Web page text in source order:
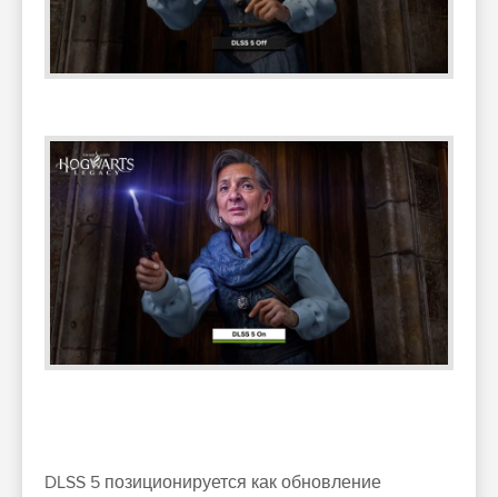
DLSS 5 позиционируется как обновление